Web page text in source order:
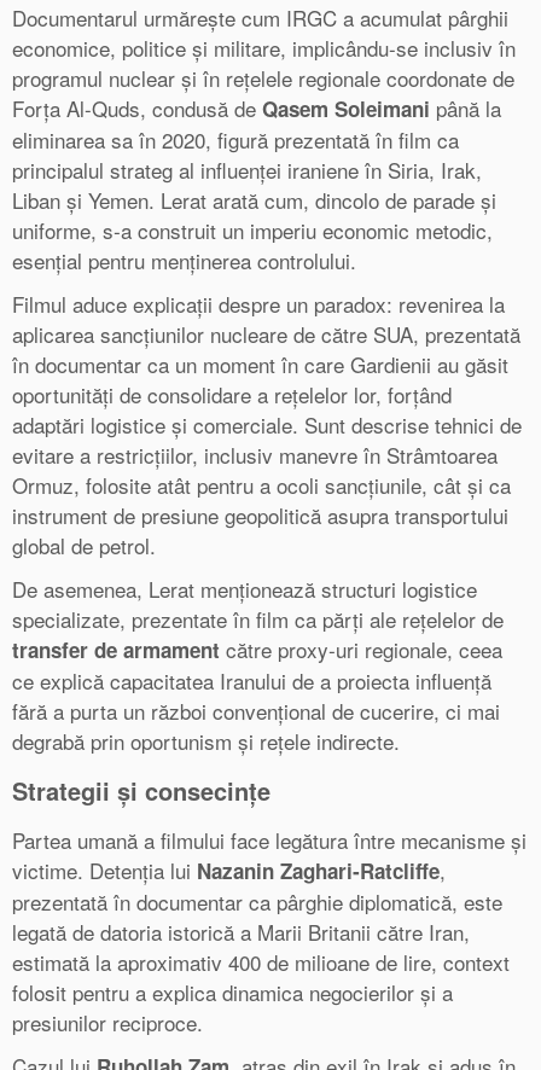
Documentarul urmărește cum IRGC a acumulat pârghii
economice, politice și militare, implicându-se inclusiv în
programul nuclear și în rețelele regionale coordonate de
Forța Al-Quds, condusă de Qasem Soleimani până la
eliminarea sa în 2020, figură prezentată în film ca
principalul strateg al influenței iraniene în Siria, Irak,
Liban și Yemen. Lerat arată cum, dincolo de parade și
uniforme, s‑a construit un imperiu economic metodic,
esențial pentru menținerea controlului.
Filmul aduce explicații despre un paradox: revenirea la
aplicarea sancțiunilor nucleare de către SUA, prezentată
în documentar ca un moment în care Gardienii au găsit
oportunități de consolidare a rețelelor lor, forțând
adaptări logistice și comerciale. Sunt descrise tehnici de
evitare a restricțiilor, inclusiv manevre în Strâmtoarea
Ormuz, folosite atât pentru a ocoli sancțiunile, cât și ca
instrument de presiune geopolitică asupra transportului
global de petrol.
De asemenea, Lerat menționează structuri logistice
specializate, prezentate în film ca părți ale rețelelor de
transfer de armament către proxy‑uri regionale, ceea
ce explică capacitatea Iranului de a proiecta influență
fără a purta un război convențional de cucerire, ci mai
degrabă prin oportunism și rețele indirecte.
Strategii și consecințe
Partea umană a filmului face legătura între mecanisme și
victime. Detenția lui Nazanin Zaghari‑Ratcliffe,
prezentată în documentar ca pârghie diplomatică, este
legată de datoria istorică a Marii Britanii către Iran,
estimată la aproximativ 400 de milioane de lire, context
folosit pentru a explica dinamica negocierilor și a
presiunilor reciproce.